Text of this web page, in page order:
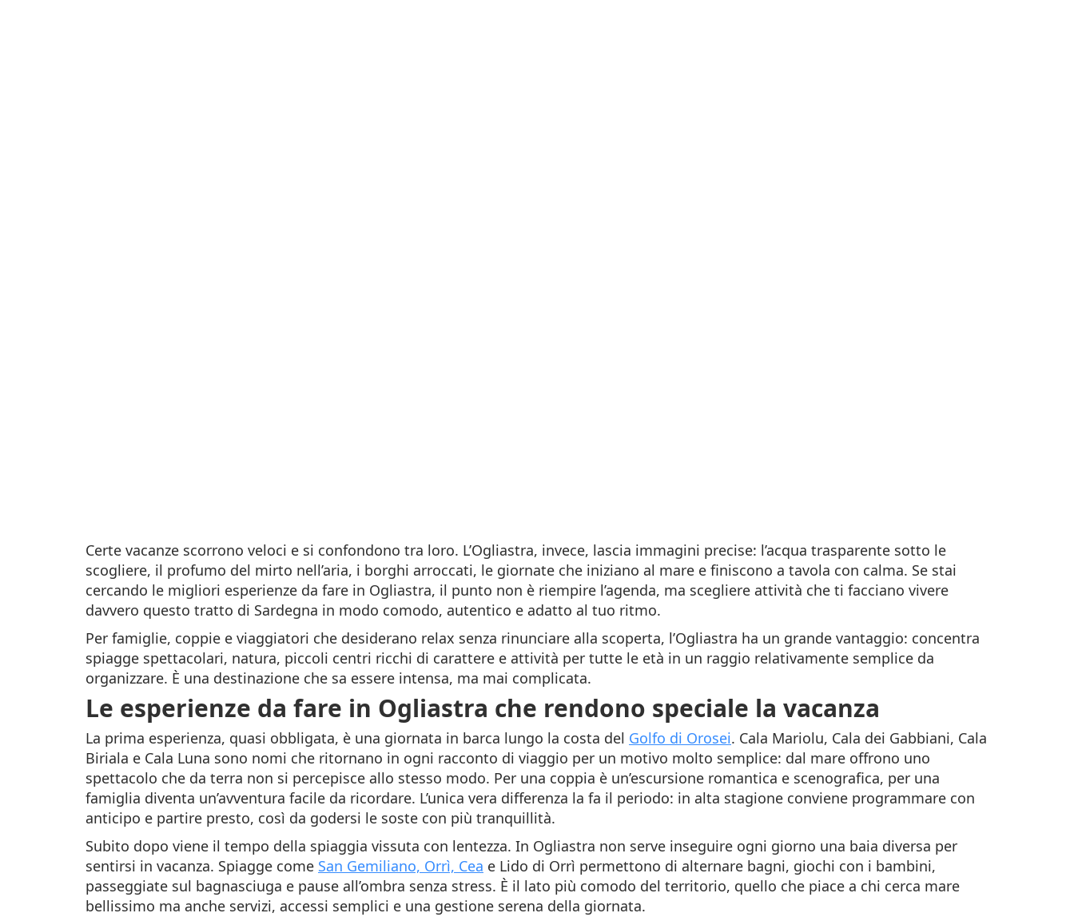
Certe vacanze scorrono veloci e si confondono tra loro. L’Ogliastra, invece, lascia immagini precise: l’acqua trasparente sotto le
scogliere, il profumo del mirto nell’aria, i borghi arroccati, le giornate che iniziano al mare e finiscono a tavola con calma. Se stai
cercando le migliori esperienze da fare in Ogliastra, il punto non è riempire l’agenda, ma scegliere attività che ti facciano vivere
davvero questo tratto di Sardegna in modo comodo, autentico e adatto al tuo ritmo.
Per famiglie, coppie e viaggiatori che desiderano relax senza rinunciare alla scoperta, l’Ogliastra ha un grande vantaggio: concentra
spiagge spettacolari, natura, piccoli centri ricchi di carattere e attività per tutte le età in un raggio relativamente semplice da
organizzare. È una destinazione che sa essere intensa, ma mai complicata.
Le esperienze da fare in Ogliastra che rendono speciale la vacanza
La prima esperienza, quasi obbligata, è una giornata in barca lungo la costa del Golfo di Orosei. Cala Mariolu, Cala dei Gabbiani, Cala
Biriala e Cala Luna sono nomi che ritornano in ogni racconto di viaggio per un motivo molto semplice: dal mare offrono uno
spettacolo che da terra non si percepisce allo stesso modo. Per una coppia è un’escursione romantica e scenografica, per una
famiglia diventa un’avventura facile da ricordare. L’unica vera differenza la fa il periodo: in alta stagione conviene programmare con
anticipo e partire presto, così da godersi le soste con più tranquillità.
Subito dopo viene il tempo della spiaggia vissuta con lentezza. In Ogliastra non serve inseguire ogni giorno una baia diversa per
sentirsi in vacanza. Spiagge come San Gemiliano, Orrì, Cea e Lido di Orrì permettono di alternare bagni, giochi con i bambini,
passeggiate sul bagnasciuga e pause all’ombra senza stress. È il lato più comodo del territorio, quello che piace a chi cerca mare
bellissimo ma anche servizi, accessi semplici e una gestione serena della giornata.